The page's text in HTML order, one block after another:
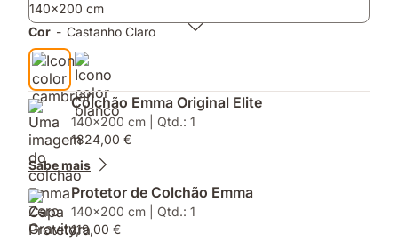
140x200 cm
Cor - Castanho Claro
Colchão Emma Original Elite
140x200 cm | Qtd.: 1
1824,00 €
Sabe mais
Protetor de Colchão Emma
140x200 cm | Qtd.: 1
119,00 €